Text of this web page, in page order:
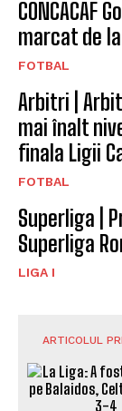
CONCACAF
marcat de
FOTBAL
Arbitri |
mai înalt
finala Ligii
FOTBAL
Superliga |
Superliga
LIGA I
ARTICOLUL